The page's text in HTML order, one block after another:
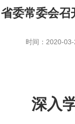
省委常委会召
时间：2020-
深入